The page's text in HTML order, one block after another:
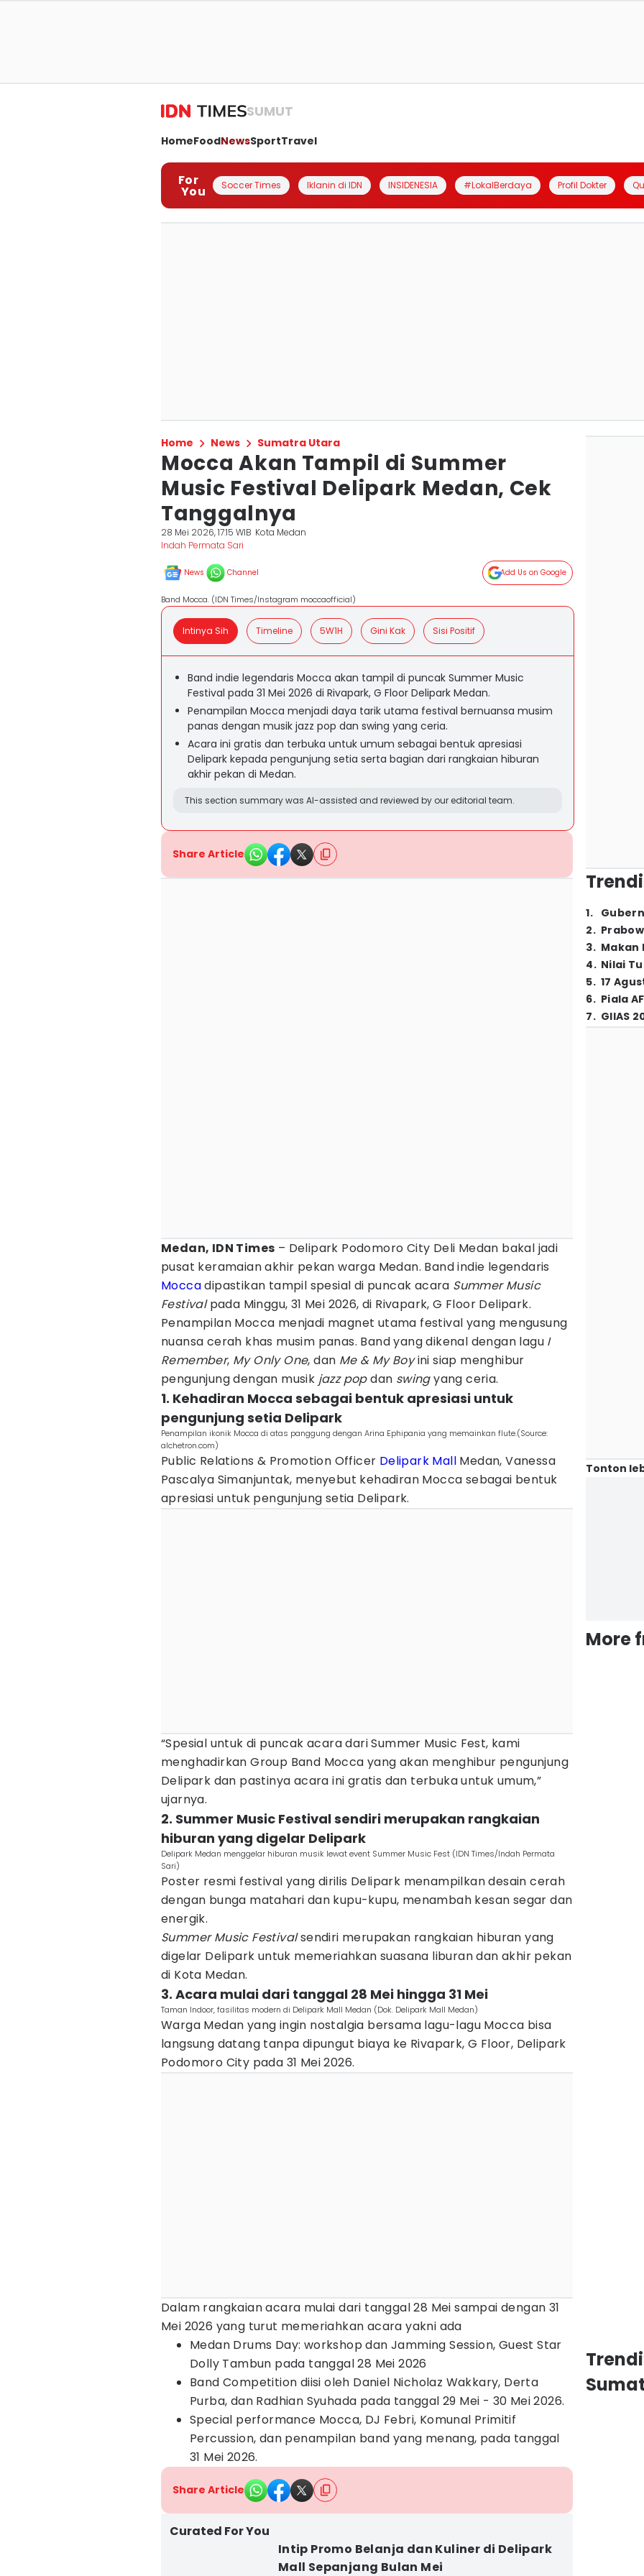
SUMUT
HomeFoodNewsSportTravel
For
You Soccer Times Iklanin di IDN INSIDENESIA #LokalBerdaya Profil Dokter
Home News Sumatra Utara
Mocca Akan Tampil di Summer
Music Festival Delipark Medan, Cek
Tanggalnya
28 Mei 2026, 17:15 WIB Kota Medan
Indah Permata Sari
News Channel Add Us on Google
Band Mocca. (IDN Times/Instagram moccaofficial)
Intinya Sih Timeline 5W1H Gini Kak Sisi Positif
Band indie legendaris Mocca akan tampil di puncak Summer Music
Festival pada 31 Mei 2026 di Rivapark, G Floor Delipark Medan.
Penampilan Mocca menjadi daya tarik utama festival bernuansa musim
panas dengan musik jazz pop dan swing yang ceria.
Acara ini gratis dan terbuka untuk umum sebagai bentuk apresiasi
Delipark kepada pengunjung setia serta bagian dari rangkaian hiburan
akhir pekan di Medan.
This section summary was AI-assisted and reviewed by our editorial team.
Share Article
Medan, IDN Times – Delipark Podomoro City Deli Medan bakal jadi
pusat keramaian akhir pekan warga Medan. Band indie legendaris
Moccadipastikan tampil spesial di puncak acara Summer Music
Festivalpada Minggu, 31 Mei 2026, di Rivapark, G Floor Delipark.
Penampilan Mocca menjadi magnet utama festival yang mengusung
nuansa cerah khas musim panas. Band yang dikenal dengan lagu I
Remember, My Only One, dan Me & My Boyini siap menghibur
pengunjung dengan musik jazz popdan swingyang ceria.
1. Kehadiran Mocca sebagai bentuk apresiasi untuk
pengunjung setia Delipark
Penampilan ikonik Mocca di atas panggung dengan Arina Ephipania yang memainkan flute.(Source:
alchetron.com)
Public Relations & Promotion Officer Delipark Mall Medan, Vanessa
Pascalya Simanjuntak, menyebut kehadiran Mocca sebagai bentuk
apresiasi untuk pengunjung setia Delipark.
“Spesial untuk di puncak acara dari Summer Music Fest, kami
menghadirkan Group Band Mocca yang akan menghibur pengunjung
Delipark dan pastinya acara ini gratis dan terbuka untuk umum,”
ujarnya.
2. Summer Music Festival sendiri merupakan rangkaian
hiburan yang digelar Delipark
Delipark Medan menggelar hiburan musik lewat event Summer Music Fest (IDN Times/Indah Permata
Sari)
Poster resmi festival yang dirilis Delipark menampilkan desain cerah
dengan bunga matahari dan kupu-kupu, menambah kesan segar dan
energik.
Summer Music Festivalsendiri merupakan rangkaian hiburan yang
digelar Delipark untuk memeriahkan suasana liburan dan akhir pekan
di Kota Medan.
3. Acara mulai dari tanggal 28 Mei hingga 31 Mei
Taman Indoor, fasilitas modern di Delipark Mall Medan (Dok. Delipark Mall Medan)
Warga Medan yang ingin nostalgia bersama lagu-lagu Mocca bisa
langsung datang tanpa dipungut biaya ke Rivapark, G Floor, Delipark
Podomoro City pada 31 Mei 2026.
Dalam rangkaian acara mulai dari tanggal 28 Mei sampai dengan 31
Mei 2026 yang turut memeriahkan acara yakni ada
Medan Drums Day: workshop dan Jamming Session, Guest Star
Dolly Tambun pada tanggal 28 Mei 2026
Band Competition diisi oleh Daniel Nicholaz Wakkary, Derta
Purba, dan Radhian Syuhada pada tanggal 29 Mei - 30 Mei 2026.
Special performance Mocca, DJ Febri, Komunal Primitif
Percussion, dan penampilan band yang menang, pada tanggal
31 Mei 2026.
Share Article
Curated For You
Intip Promo Belanja dan Kuliner di Delipark
Mall Sepanjang Bulan Mei
1.
2.
3. Makan
4. Nilai
5. 17
6. Piala
7. GIIAS
Tonton
More